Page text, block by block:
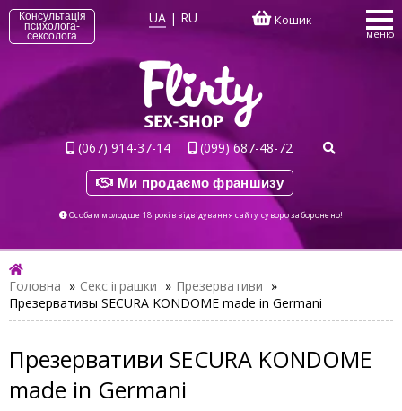
Консультація
психолога-
сексолога
UA | RU Кошик
меню
(067) 914-37-14 (099) 687-48-72
Ми продаємо франшизу
Особам молодше 18 років відвідування сайту суворо заборонено!
Головна » Секс іграшки » Презервативи »
Презервативы SECURA KONDOME made in Germani
Презервативи SECURA KONDOME
made in Germani